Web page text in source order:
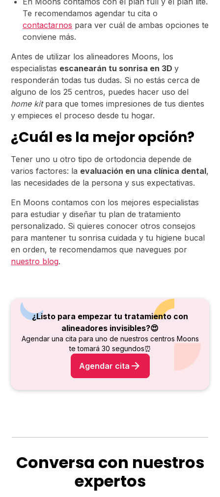
Te recomendamos agendar tu cita o
contactarnos para ver cuál de ambas opciones te
conviene más.
Antes de utilizar los alineadores Moons, los
especialistas escanearán tu sonrisa en 3Dy
responderán todas tus dudas. Si no estás cerca de
alguno de los 25 centros, puedes hacer uso del
home kit para que tomes impresiones de tus dientes
y empieces el proceso desde tu hogar.
¿Cuál es la mejor opción?
Tener uno u otro tipo de ortodoncia depende de
varios factores: la evaluación en una clínica dental,
las necesidades de la persona y sus expectativas.
En Moons contamos con los mejores especialistas
para estudiar y diseñar tu plan de tratamiento
personalizado. Si quieres conocer otros consejos
para mantener tu sonrisa cuidada y tu higiene bucal
en orden, te recomendamos que navegues por
nuestro blog.
¿Listo para empezar tu tratamiento con
alineadores invisibles?😍
Agendar una cita para uno de nuestros centros Moons
te tomará 30 segundos⏰
Agendar cita
Conversa con nuestros
expertos